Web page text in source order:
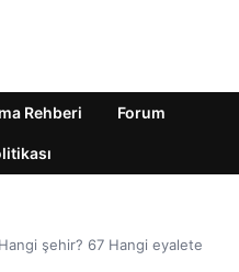
Rehberi Forum
şehir? 67 Hangi eyalete